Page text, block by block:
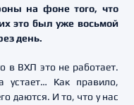
на фоне того, что
это был уже восьмой
день.
в ВХЛ это не работает.
устает… Как правило,
даются. И то, что у нас